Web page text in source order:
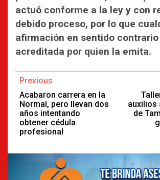
actuó conforme a la ley y con
debido proceso, por lo que
afirmación en sentido
acreditada por quien la emita.
Continue
Reading
Previous
Acabaron carrera en la
Normal, pero llevan dos
años intentando
obtener cédula
profesional
auxilios
de